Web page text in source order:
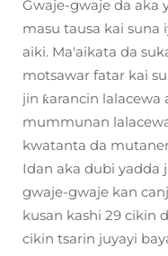
Gwaje-gwaje da aka
masu tausa kai suna
aiki. Ma'aikata da
motsawar fatar kai
jin ƙarancin lalacewa
mummunan
kwatanta da
Idan aka dubi yadda
gwaje-gwaje kan
kusan kashi 29 cikin
cikin tsarin juyayi